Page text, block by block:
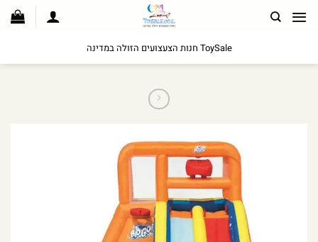
לתוכן
ToySale חנות הצעצועים הזולה במדינה